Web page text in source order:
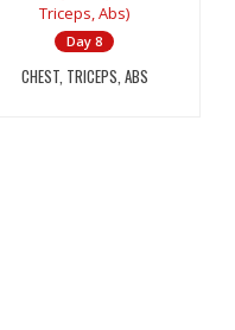
Day 8
CHEST, TRICEPS, ABS